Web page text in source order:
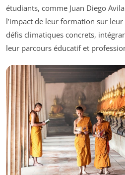
étudiants, comme Juan Diego
l’impact de leur formation sur
défis climatiques concrets,
leur parcours éducatif et